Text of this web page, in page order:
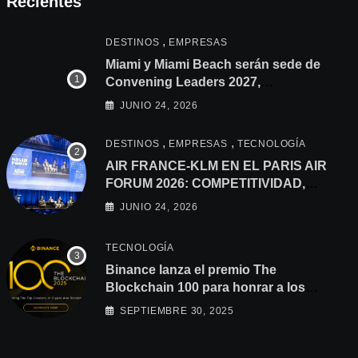
DESTINOS , EMPRESAS
Miami y Miami Beach serán sede de
Convening Leaders 2027,
fortaleciendo los lazos con América
JUNIO 24, 2026
DESTINOS , EMPRESAS , TECNOLOGÍA
AIR FRANCE-KLM EN EL PARIS AIR
FORUM 2026: COMPETITIVIDAD,
CONSOLIDACIÓN Y
JUNIO 24, 2026
TECNOLOGÍA
Binance lanza el premio The
Blockchain 100 para honrar a los
principales creadores que impulsan la
SEPTIEMBRE 30, 2025